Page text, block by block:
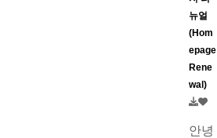
뉴얼
(Hom
epage
Rene
wal)
안녕